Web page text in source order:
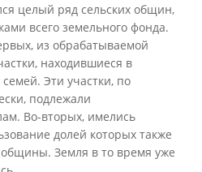
целый ряд сельских общин,
всего земельного фонда.
из обрабатываемой
находившиеся в
Эти участки, по
подлежали
Во-вторых, имелись
долей которых также
Земля в то время уже